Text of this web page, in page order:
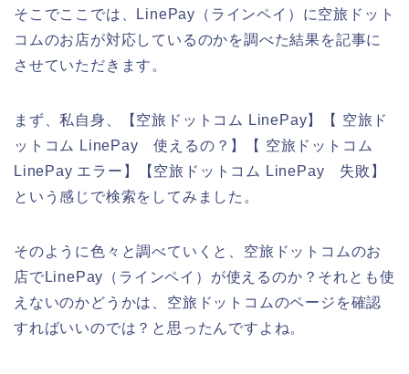
そこでここでは、LinePay（ラインペイ）に空旅ドット
コムのお店が対応しているのかを調べた結果を記事に
させていただきます。
まず、私自身、【空旅ドットコム LinePay】【 空旅ド
ットコム LinePay 使えるの？】【 空旅ドットコム
LinePay エラー】【空旅ドットコム LinePay 失敗】
という感じで検索をしてみました。
そのように色々と調べていくと、空旅ドットコムのお
店でLinePay（ラインペイ）が使えるのか？それとも使
えないのかどうかは、空旅ドットコムのページを確認
すればいいのでは？と思ったんですよね。